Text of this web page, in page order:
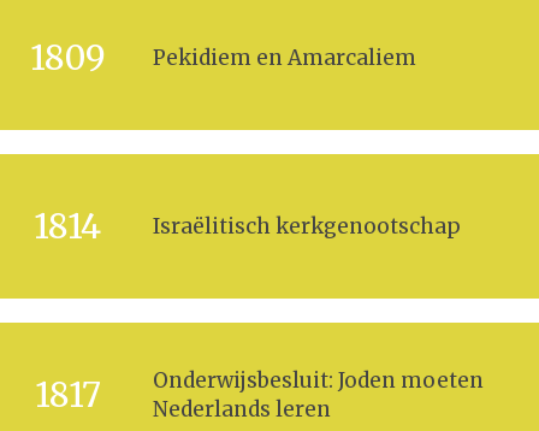
1809 Pekidiem en Amarcaliem
1814 Israëlitisch kerkgenootschap
1817
Onderwijsbesluit: Joden moeten
Nederlands leren